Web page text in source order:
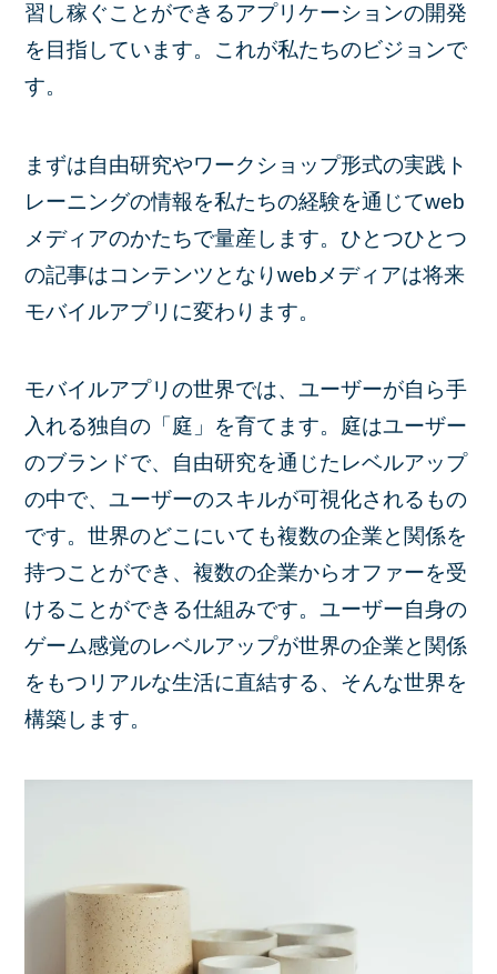
習し稼ぐことができるアプリケーションの開発
を目指しています。これが私たちのビジョンで
す。
まずは自由研究やワークショップ形式の実践ト
レーニングの情報を私たちの経験を通じてweb
メディアのかたちで量産します。ひとつひとつ
の記事はコンテンツとなりwebメディアは将来
モバイルアプリに変わります。
モバイルアプリの世界では、ユーザーが自ら手
入れる独自の「庭」を育てます。庭はユーザー
のブランドで、自由研究を通じたレベルアップ
の中で、ユーザーのスキルが可視化されるもの
です。世界のどこにいても複数の企業と関係を
持つことができ、複数の企業からオファーを受
けることができる仕組みです。ユーザー自身の
ゲーム感覚のレベルアップが世界の企業と関係
をもつリアルな生活に直結する、そんな世界を
構築します。